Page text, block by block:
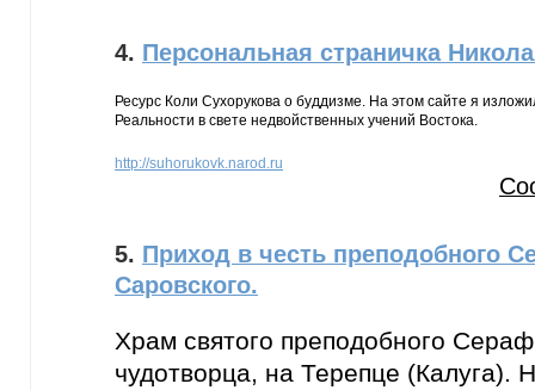
4. Персональная страничка
Ресурс Коли Сухорукова о буддизме. На этом сайте я
Реальности в свете недвойственных учений Востока.
http://suhorukovk.narod.ru
5. Приход в честь преподобного
Саровского.
Храм святого преподобного
чудотворца, на Терепце (Калуга).